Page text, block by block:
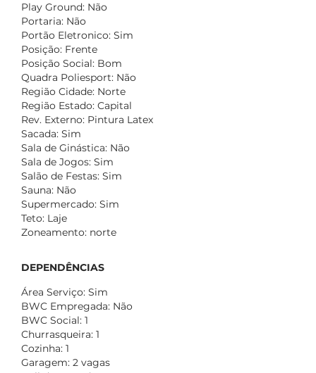
Play Ground: Não
Portaria: Não
Portão Eletronico: Sim
Posição: Frente
Posição Social: Bom
Quadra Poliesport: Não
Região Cidade: Norte
Região Estado: Capital
Rev. Externo: Pintura Latex
Sacada: Sim
Sala de Ginástica: Não
Sala de Jogos: Sim
Salão de Festas: Sim
Sauna: Não
Supermercado: Sim
Teto: Laje
Zoneamento: norte
DEPENDÊNCIAS
Área Serviço: Sim
BWC Empregada: Não
BWC Social: 1
Churrasqueira: 1
Cozinha: 1
Garagem: 2 vagas